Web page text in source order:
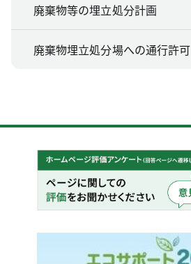
廃棄物等の埋立処分計画
廃棄物埋立処分場への通行許可